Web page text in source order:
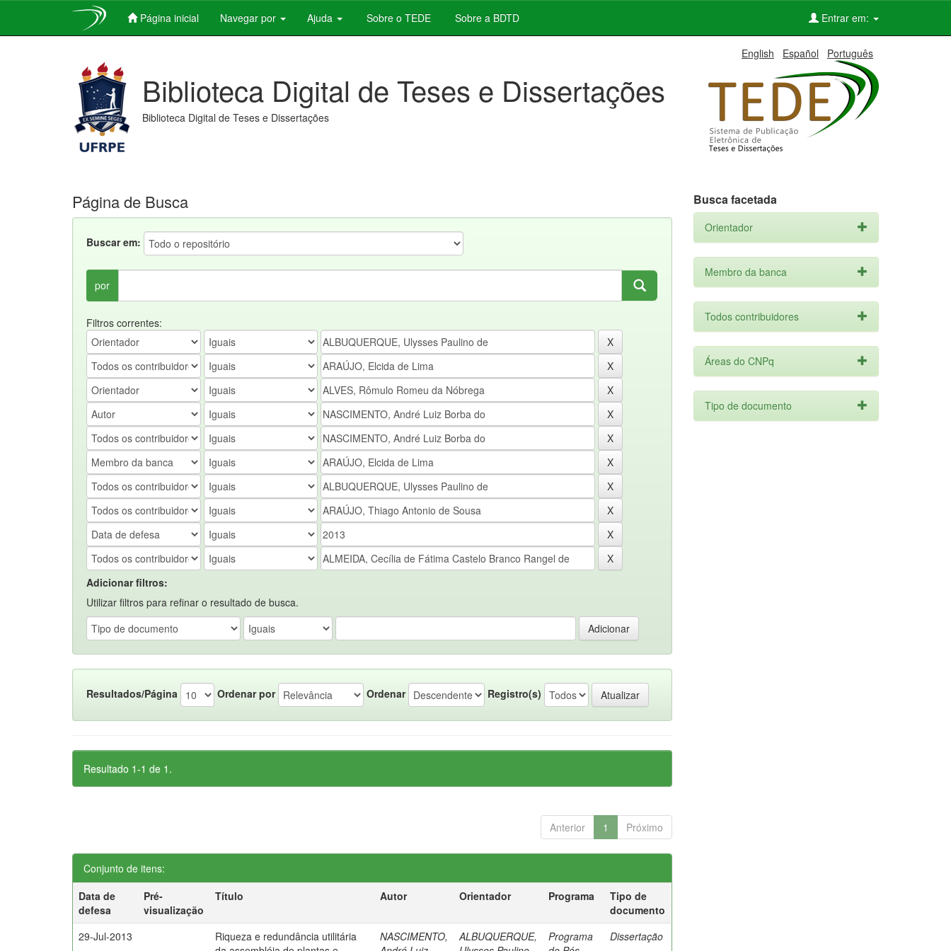
Página inicial Navegar por Ajuda Sobre o TEDE Sobre a BDTD Entrar em:
English Español Português
Biblioteca Digital de Teses e Dissertações
Biblioteca Digital de Teses e Dissertações
Página de Busca
Buscar em:
por
Filtros correntes:
Adicionar filtros:
Utilizar filtros para refinar o resultado de busca.
Resultados/Página Ordenar por Ordenar Registro(s)
Resultado 1-1 de 1.
Anterior 1 Próximo
Conjunto de itens:
Data de
defesa
Pré-
visualização
Título Autor Orientador Programa
Tipo de
documento
29-Jul-2013
Riqueza e redundância utilitária
NASCIMENTO,
ALBUQUERQUE,
Programa
Dissertação
Busca facetada
Orientador
Membro da banca
Todos contribuidores
Áreas do CNPq
Tipo de documento